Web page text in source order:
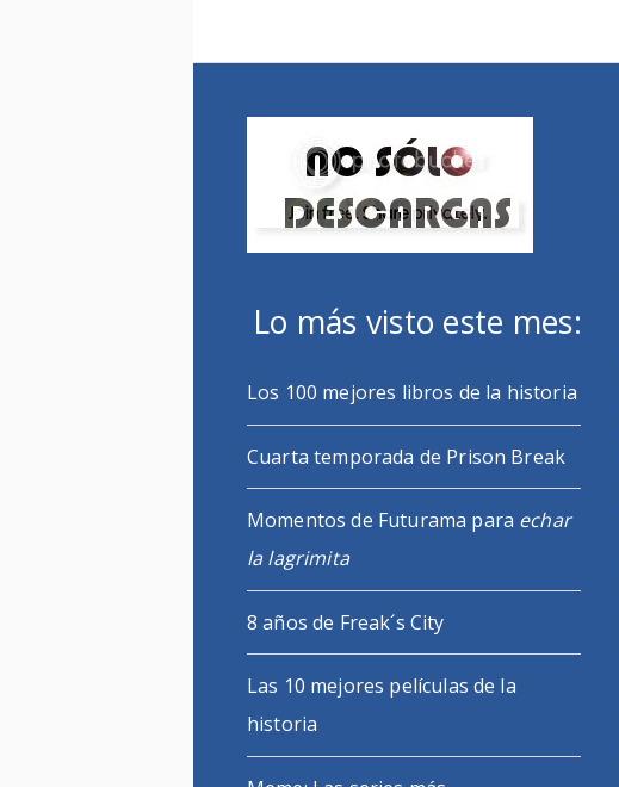
Lo más visto este mes:
Los 100 mejores libros de la historia
Cuarta temporada de Prison Break
Momentos de Futurama para echar
la lagrimita
8 años de Freak´s City
Las 10 mejores películas de la
historia